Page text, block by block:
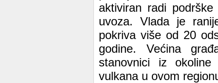
aktiviran radi
uvoza. Vlada je
pokriva više od 20
godine. Većina
stanovnici iz
vulkana u ovom